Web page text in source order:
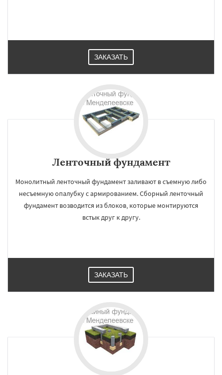
ЗАКАЗАТЬ
Ленточный фундамент
Монолитный ленточный фундамент заливают в съемную либо
несъемную опалубку с армированием. Сборный ленточный
фундамент возводится из блоков, которые монтируются
встык друг к другу.
ЗАКАЗАТЬ